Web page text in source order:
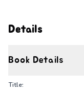
Details
Book Details
Title: